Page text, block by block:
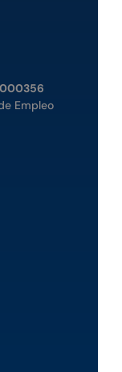
Empleo